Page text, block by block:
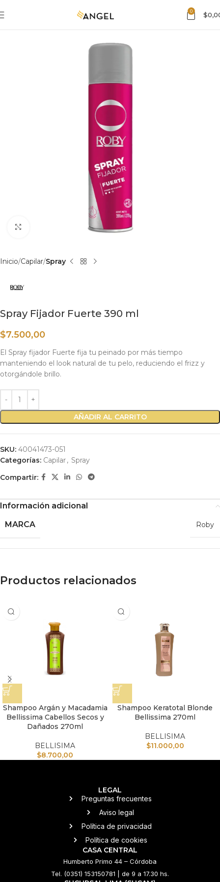
0 $
Haga clic para ampliar
Inicio Capilar Spray
Spray Fijador Fuerte 390 ml
$7.500,00
El Spray fijador Fuerte fija tu peinado por más tiempo
manteniendo el look natural de tu pelo, reduciendo el frizz y
otorgándole brillo.
AÑADIR AL CARRITO
SKU: 40041473-051
Categorías: Capilar, Spray
Compartir:
Información adicional
MARCA
Roby
Productos relacionados
Shampoo Argán y Macadamia
Bellissima Cabellos Secos y
Dañados 270ml
BELLISIMA
$8.700,00
Shampoo Keratotal Blonde
Bellissima 270ml
BELLISIMA
$11.000,00
LEGAL
Preguntas frecuentes
Aviso legal
Política de privacidad
Política de cookies
CASA CENTRAL
Humberto Primo 44 – Córdoba
Tel. (0351) 153150781 | de 9 a 17.30 hs.